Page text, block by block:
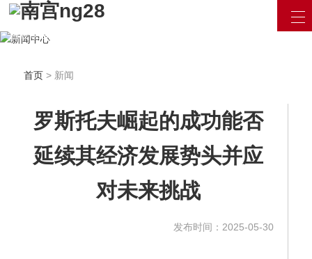
汇聚最新资讯 / 产品信息
用最专业的眼光看待互联网
首页> 新闻
罗斯托夫崛起的成功能否
延续其经济发展势头并应
对未来挑战
发布时间：2025-05-30